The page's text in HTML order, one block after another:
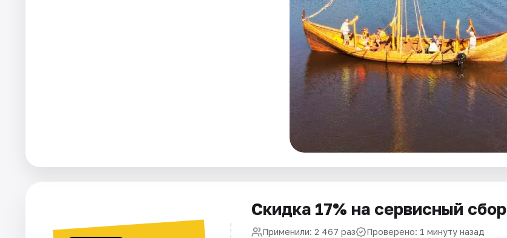
Скидка 17% на сервисный сбор
Применили: 2 467 раз Проверено: 1 минуту назад